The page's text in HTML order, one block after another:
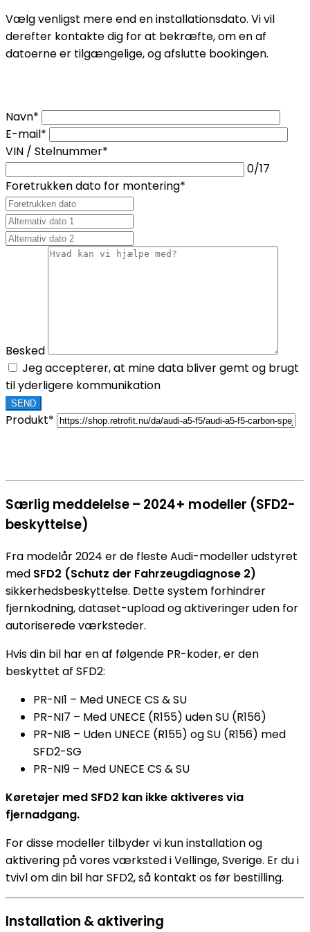
Vælg venligst mere end en installationsdato. Vi vil
derefter kontakte dig for at bekræfte, om en af ​​
datoerne er tilgængelige, og afslutte bookingen.
Navn*
E-mail*
VIN / Stelnummer*
0/17
Foretrukken dato for montering*
Besked
Jeg accepterer, at mine data bliver gemt og brugt
til yderligere kommunikation
Produkt*
Særlig meddelelse – 2024+ modeller (SFD2-
beskyttelse)
Fra modelår 2024 er de fleste Audi-modeller udstyret
med SFD2 (Schutz der Fahrzeugdiagnose 2)
sikkerhedsbeskyttelse. Dette system forhindrer
fjernkodning, dataset-upload og aktiveringer uden for
autoriserede værksteder.
Hvis din bil har en af følgende PR-koder, er den
beskyttet af SFD2:
PR-NI1 – Med UNECE CS & SU
PR-NI7 – Med UNECE (R155) uden SU (R156)
PR-NI8 – Uden UNECE (R155) og SU (R156) med
SFD2-SG
PR-NI9 – Med UNECE CS & SU
Køretøjer med SFD2 kan ikke aktiveres via
fjernadgang.
For disse modeller tilbyder vi kun installation og
aktivering på vores værksted i Vellinge, Sverige. Er du i
tvivl om din bil har SFD2, så kontakt os før bestilling.
Installation & aktivering